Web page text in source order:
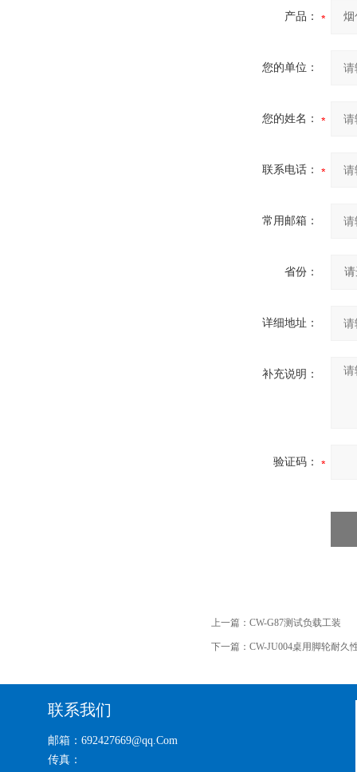
产品：
您的单位：
您的姓名：
联系电话：
常用邮箱：
省份：
详细地址：
补充说明：
验证码：
上一篇： CW-G87测试负载工装
下一篇： CW-JU004桌用脚轮耐久
联系我们
邮箱：692427669@qq.Com
传真：